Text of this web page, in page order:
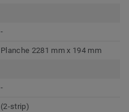
-
Planche 2281 mm x 194 mm
-
(2-strip)